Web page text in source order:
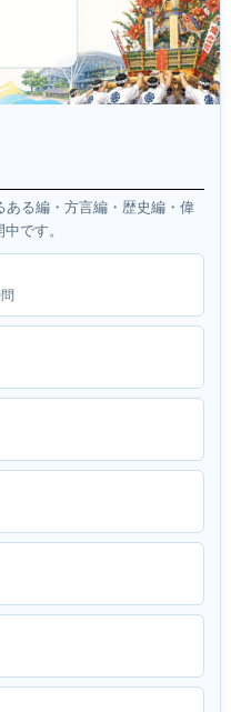
ある編・方言編・歴史編・偉
です。